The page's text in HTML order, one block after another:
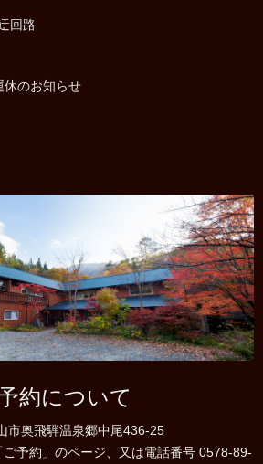
回路
休のお知らせ
約について
奥飛騨温泉郷中尾436-25
予約」のページ、又は電話番号 0578-89-